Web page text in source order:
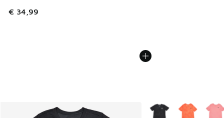
€ 34,99
Plus de couleurs